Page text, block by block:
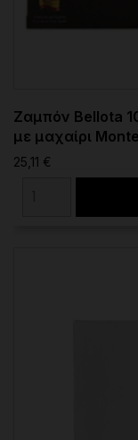
Ζαμπόν Bellota
με μαχαίρι
25,11 €